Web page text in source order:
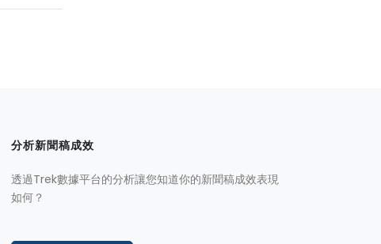
分析新聞稿成效
透過Trek數據平台的分析讓您知道你的新聞稿成效表現
如何？